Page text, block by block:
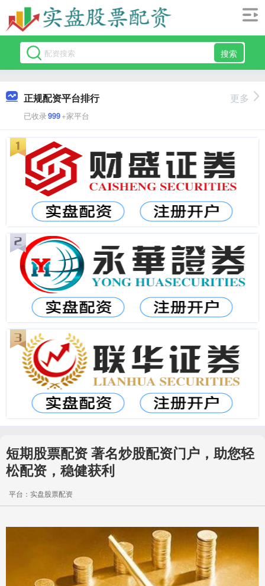
搜索
正规配资平台排行
已收录999+家平台
更多
短期股票配资 著名炒股配资门户，助您轻
松配资，稳健获利
平台：实盘股票配资